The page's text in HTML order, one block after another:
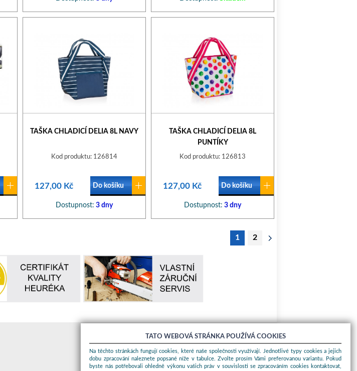
TAŠKA CHLADICÍ DELIA 8L NAVY
Kod produktu: 126814
127,00 Kč Do košíku
Dostupnost: 3 dny
TAŠKA CHLADICÍ DELIA 8L
PUNTÍKY
Kod produktu: 126813
127,00 Kč Do košíku
Dostupnost: 3 dny
1 2
O nákupu
Obchodní podmínky
TATO WEBOVÁ STRÁNKA POUŽÍVÁ COOKIES
Na těchto stránkách fungují cookies, které naše společnosti využívají. Jednotlivé typy cookies a jejich
dobu zpracování naleznete popsané níže v tabulce. Zvolte prosím Vámi preferovanou variantu. Pokud
byste nás potřebovali ohledně výkonu vašich práv v souvislosti se zpracováním cookies kontaktovat,